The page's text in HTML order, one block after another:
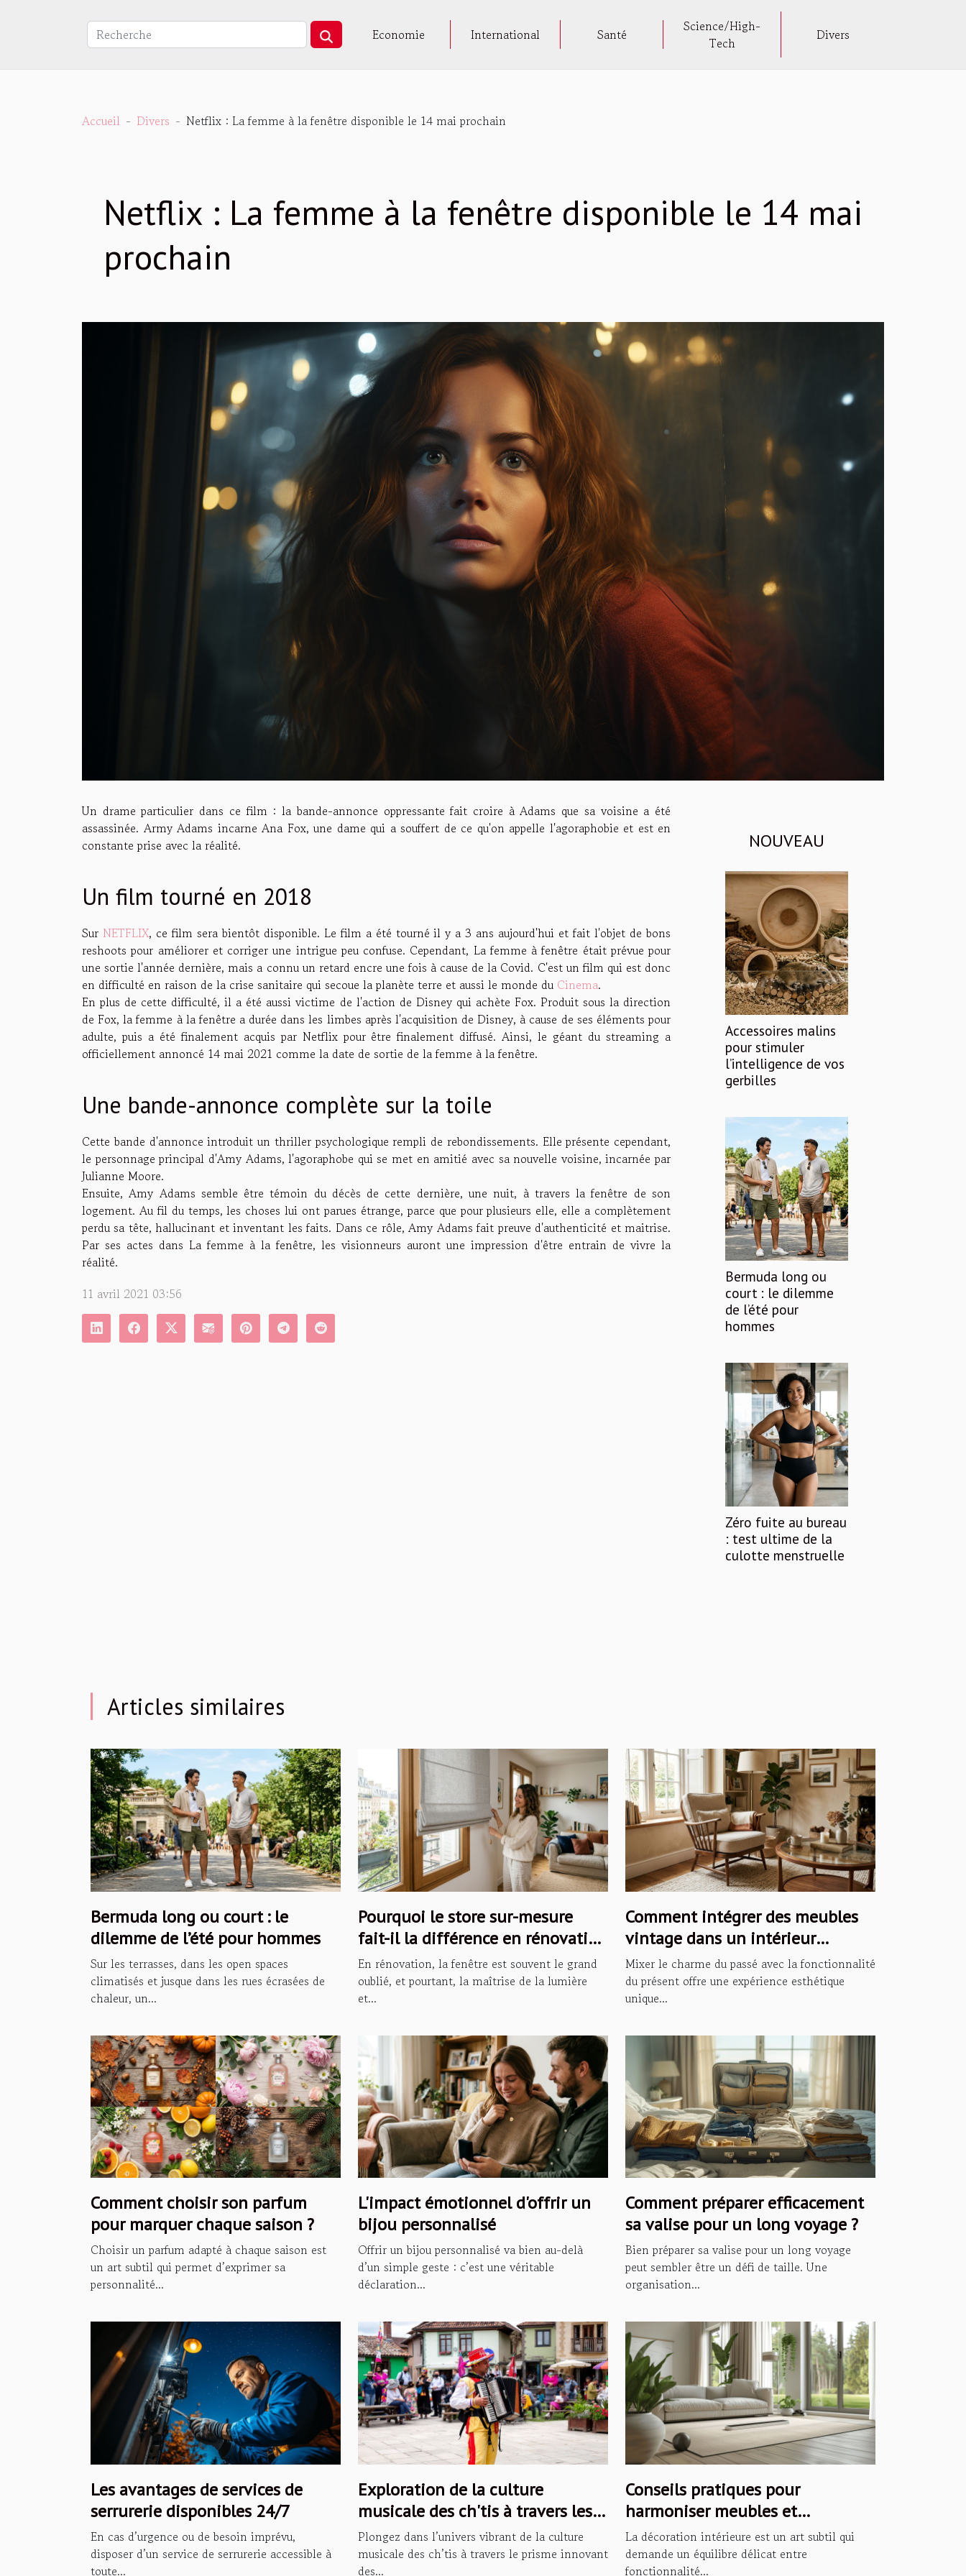
Economie International Santé
Science/High-
Tech
Divers
Accueil Divers Netflix : La femme à la fenêtre disponible le 14 mai prochain
Netflix : La femme à la fenêtre disponible le 14 mai
prochain
Un drame particulier dans ce film : la bande-annonce oppressante fait croire à Adams que sa voisine a été
assassinée. Army Adams incarne Ana Fox, une dame qui a souffert de ce qu'on appelle l'agoraphobie et est en
constante prise avec la réalité.
Un film tourné en 2018
Sur NETFLIX, ce film sera bientôt disponible. Le film a été tourné il y a 3 ans aujourd'hui et fait l'objet de bons
reshoots pour améliorer et corriger une intrigue peu confuse. Cependant, La femme à fenêtre était prévue pour
une sortie l'année dernière, mais a connu un retard encre une fois à cause de la Covid. C'est un film qui est donc
en difficulté en raison de la crise sanitaire qui secoue la planète terre et aussi le monde du Cinema.
En plus de cette difficulté, il a été aussi victime de l'action de Disney qui achète Fox. Produit sous la direction
de Fox, la femme à la fenêtre a durée dans les limbes après l'acquisition de Disney, à cause de ses éléments pour
adulte, puis a été finalement acquis par Netflix pour être finalement diffusé. Ainsi, le géant du streaming a
officiellement annoncé 14 mai 2021 comme la date de sortie de la femme à la fenêtre.
Une bande-annonce complète sur la toile
Cette bande d'annonce introduit un thriller psychologique rempli de rebondissements. Elle présente cependant,
le personnage principal d'Amy Adams, l'agoraphobe qui se met en amitié avec sa nouvelle voisine, incarnée par
Julianne Moore.
Ensuite, Amy Adams semble être témoin du décès de cette dernière, une nuit, à travers la fenêtre de son
logement. Au fil du temps, les choses lui ont parues étrange, parce que pour plusieurs elle, elle a complètement
perdu sa tête, hallucinant et inventant les faits. Dans ce rôle, Amy Adams fait preuve d'authenticité et maitrise.
Par ses actes dans La femme à la fenêtre, les visionneurs auront une impression d'être entrain de vivre la
réalité.
11 avril 2021 03:56
NOUVEAU
Accessoires malins
pour stimuler
l’intelligence de vos
gerbilles
Bermuda long ou
court : le dilemme
de l’été pour
hommes
Zéro fuite au bureau
: test ultime de la
culotte menstruelle
Articles similaires
Bermuda long ou court : le
dilemme de l’été pour hommes
Sur les terrasses, dans les open spaces
climatisés et jusque dans les rues écrasées de
chaleur, un...
Pourquoi le store sur-mesure
fait-il la différence en rénovation
?
En rénovation, la fenêtre est souvent le grand
oublié, et pourtant, la maîtrise de la lumière
et...
Comment intégrer des meubles
vintage dans un intérieur
moderne ?
Mixer le charme du passé avec la fonctionnalité
du présent offre une expérience esthétique
unique...
Comment choisir son parfum
pour marquer chaque saison ?
Choisir un parfum adapté à chaque saison est
un art subtil qui permet d’exprimer sa
personnalité...
L'impact émotionnel d'offrir un
bijou personnalisé
Offrir un bijou personnalisé va bien au-delà
d’un simple geste : c’est une véritable
déclaration...
Comment préparer efficacement
sa valise pour un long voyage ?
Bien préparer sa valise pour un long voyage
peut sembler être un défi de taille. Une
organisation...
Les avantages de services de
serrurerie disponibles 24/7
En cas d’urgence ou de besoin imprévu,
disposer d’un service de serrurerie accessible à
toute...
Exploration de la culture
musicale des ch'tis à travers les
podcasts
Plongez dans l’univers vibrant de la culture
musicale des ch’tis à travers le prisme innovant
des...
Conseils pratiques pour
harmoniser meubles et
décoration intérieure
La décoration intérieure est un art subtil qui
demande un équilibre délicat entre
fonctionnalité...